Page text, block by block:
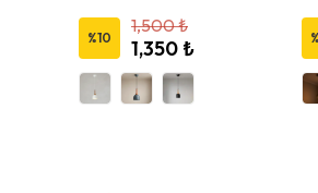
%10
1,500 ₺
1,350 ₺ %